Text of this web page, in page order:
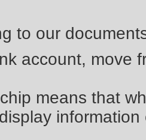
to our
account, move
means that